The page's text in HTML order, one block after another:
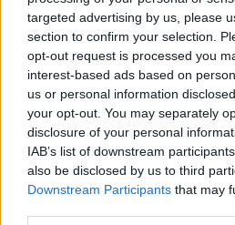
targeted advertising by us, please
section to confirm your selection.
opt-out request is processed you
interest-based ads based on
us or personal information
your opt-out. You may separately
disclosure of your personal
IAB’s list of downstream
also be disclosed by us to third
Downstream Participants that may
ralentir progressivement. Ces
peuvent faire toute la
incident et un drame.
Auto Pour